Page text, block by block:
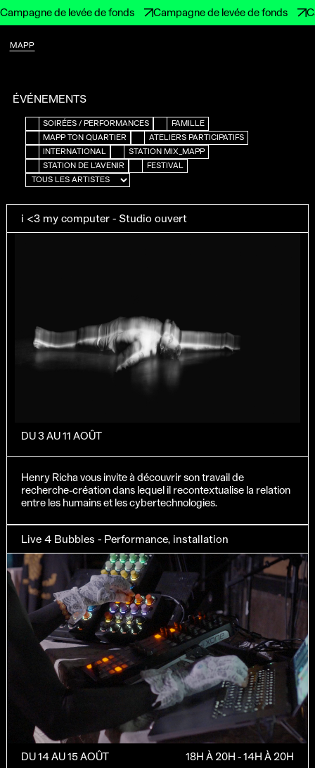
Campagne de levée de fonds Campagne de levée de fonds
MAPP
ÉVÉNEMENTS
SOIRÉES / PERFORMANCES
FAMILLE
MAPP TON QUARTIER
ATELIERS PARTICIPATIFS
INTERNATIONAL
STATION MIX_MAPP
STATION DE L'AVENIR
FESTIVAL
i <3 my computer - Studio ouvert
DU 3 AU 11 AOÛT
Henry Richa vous invite à découvrir son travail de
recherche-création dans lequel il recontextualise la relation
entre les humains et les cybertechnologies.
Live 4 Bubbles - Performance, installation
DU 14 AU 15 AOÛT 18H À 20H - 14H À 20H